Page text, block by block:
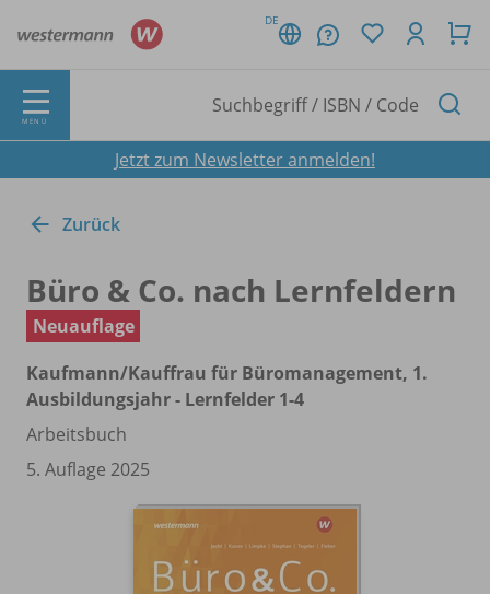
DE
MENÜ
Jetzt zum Newsletter anmelden!
Zurück
Büro & Co. nach Lernfeldern
Neuauflage
Kaufmann/Kauffrau für Büromanagement, 1.
Ausbildungsjahr - Lernfelder 1-4
Arbeitsbuch
5. Auflage 2025